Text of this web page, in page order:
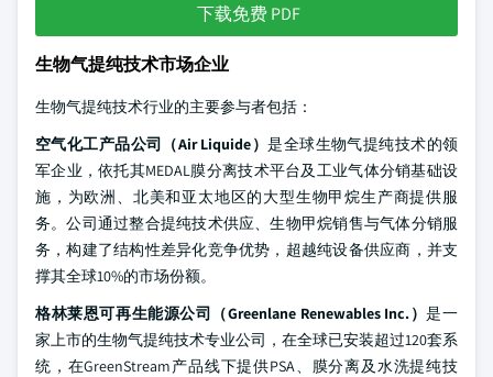
下载免费 PDF
生物气提纯技术市场企业
生物气提纯技术行业的主要参与者包括：
空气化工产品公司（Air Liquide）是全球生物气提纯技术的领
军企业，依托其MEDAL膜分离技术平台及工业气体分销基础设
施，为欧洲、北美和亚太地区的大型生物甲烷生产商提供服
务。公司通过整合提纯技术供应、生物甲烷销售与气体分销服
务，构建了结构性差异化竞争优势，超越纯设备供应商，并支
撑其全球10%的市场份额。
格林莱恩可再生能源公司（Greenlane Renewables Inc.）是一
家上市的生物气提纯技术专业公司，在全球已安装超过120套系
统，在GreenStream产品线下提供PSA、膜分离及水洗提纯技